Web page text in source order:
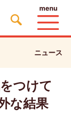
menu
ニュース
つけて
な結果